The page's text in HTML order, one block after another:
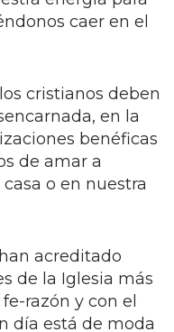
caer en el
cristianos deben
en la
benéficas
de amar a
o en nuestra
acreditado
de la Iglesia más
razón y con el
día está de moda